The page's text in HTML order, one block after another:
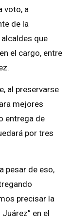
voto, a
de la
que
el cargo, entre
al preservarse
mejores
entrega de
por tres
pesar de eso,
precisar la
en el